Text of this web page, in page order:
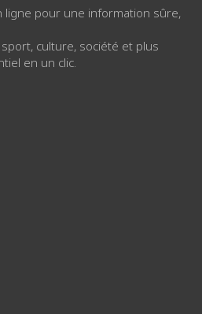
ligne pour une information sûre,
culture, société et plus
en un clic.